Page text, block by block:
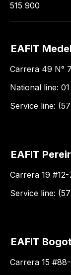
515 900
EAFIT
Carrera 49 N°
National line:
Service line:
EAFIT
Carrera 19
Service line:
EAFIT
Carrera 15